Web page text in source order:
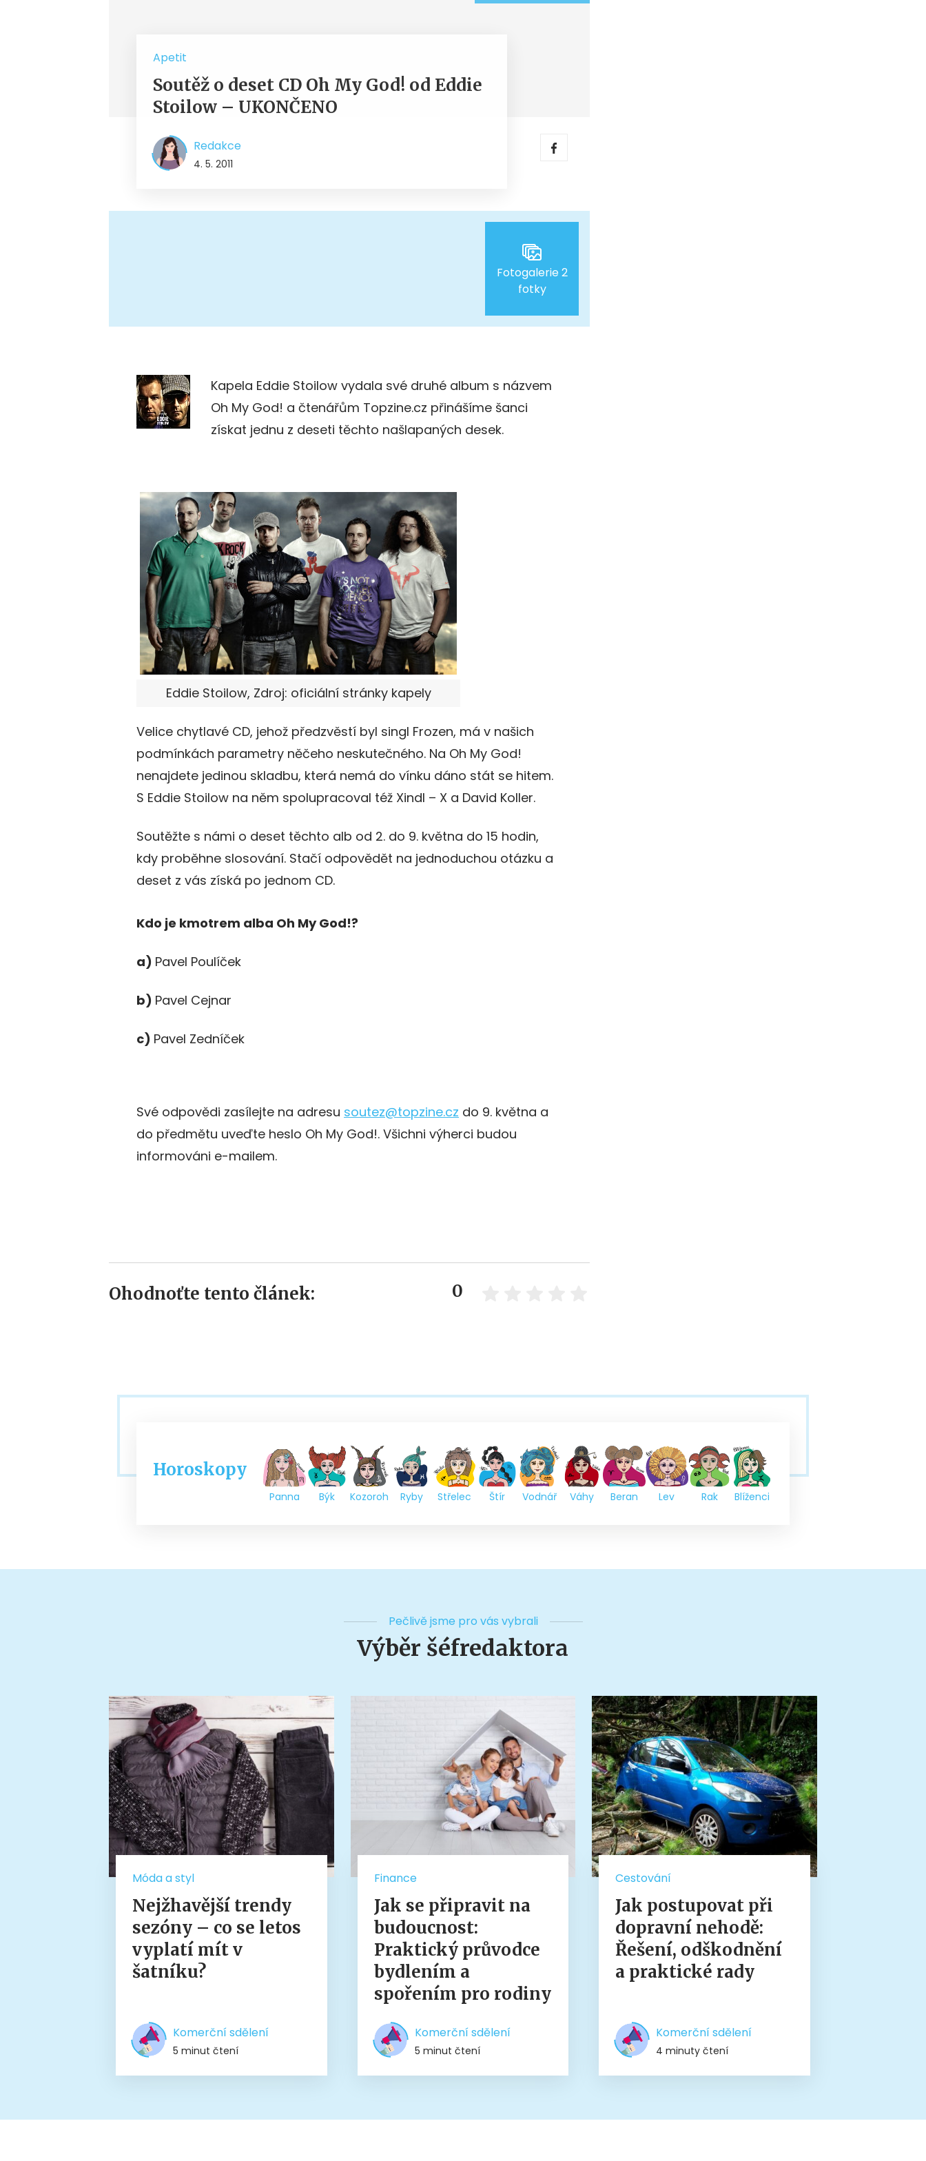
Apetit
Soutěž o deset CD Oh My God! od Eddie
Stoilow – UKONČENO
Redakce
4. 5. 2011
Fotogalerie 2
fotky
Kapela Eddie Stoilow vydala své druhé album s názvem
Oh My God! a čtenářům Topzine.cz přinášíme šanci
získat jednu z deseti těchto našlapaných desek.
Eddie Stoilow, Zdroj: oficiální stránky kapely
Velice chytlavé CD, jehož předzvěstí byl singl Frozen, má v našich
podmínkách parametry něčeho neskutečného. Na Oh My God!
nenajdete jedinou skladbu, která nemá do vínku dáno stát se hitem.
S Eddie Stoilow na něm spolupracoval též Xindl – X a David Koller.
Soutěžte s námi o deset těchto alb od 2. do 9. května do 15 hodin,
kdy proběhne slosování. Stačí odpovědět na jednoduchou otázku a
deset z vás získá po jednom CD.
Kdo je kmotrem alba Oh My God!?
a) Pavel Poulíček
b) Pavel Cejnar
c) Pavel Zedníček
Své odpovědi zasílejte na adresu soutez@topzine.cz do 9. května a
do předmětu uveďte heslo Oh My God!. Všichni výherci budou
informováni e-mailem.
Ohodnoťte tento článek: 0
Horoskopy
Panna Býk Kozoroh Ryby Střelec Štír Vodnář Váhy Beran Lev Rak Blíženci
Pečlivě jsme pro vás vybrali
Výběr šéfredaktora
Móda a styl
Nejžhavější trendy
sezóny – co se letos
vyplatí mít v
šatníku?
Komerční sdělení
5 minut čtení
Finance
Jak se připravit na
budoucnost:
Praktický průvodce
bydlením a
spořením pro rodiny
Komerční sdělení
5 minut čtení
Cestování
Jak postupovat při
dopravní nehodě:
Řešení, odškodnění
a praktické rady
Komerční sdělení
4 minuty čtení